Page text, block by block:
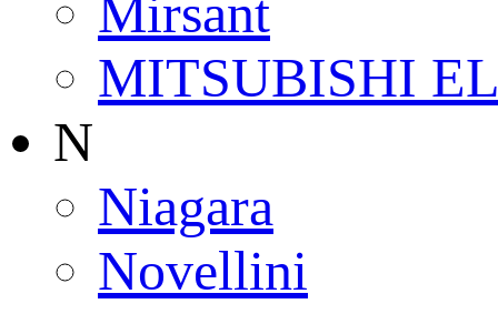
Mirsant
MITSUBISHI
N
Niagara
Novellini